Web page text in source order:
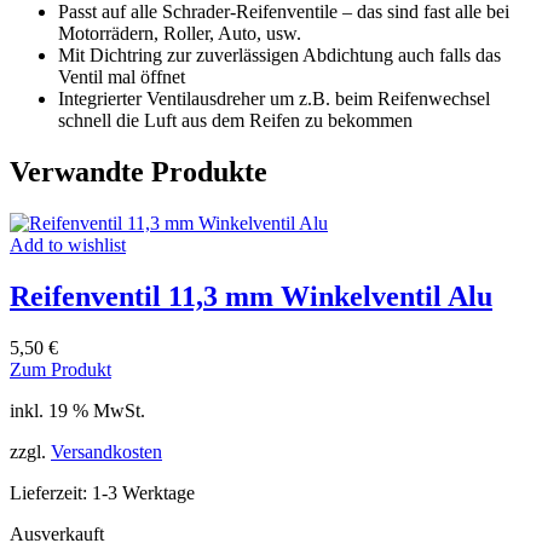
Passt auf alle Schrader-Reifenventile – das sind fast alle bei
Motorrädern, Roller, Auto, usw.
Mit Dichtring zur zuverlässigen Abdichtung auch falls das
Ventil mal öffnet
Integrierter Ventilausdreher um z.B. beim Reifenwechsel
schnell die Luft aus dem Reifen zu bekommen
Verwandte Produkte
Add to wishlist
Reifenventil 11,3 mm Winkelventil Alu
5,50 €
Zum Produkt
inkl. 19 % MwSt.
zzgl. Versandkosten
Lieferzeit: 1-3 Werktage
Ausverkauft